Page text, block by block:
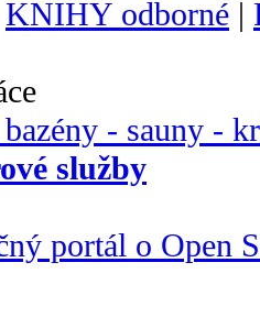
KNIHY odborné |
- sauny -
služby
portál o Open